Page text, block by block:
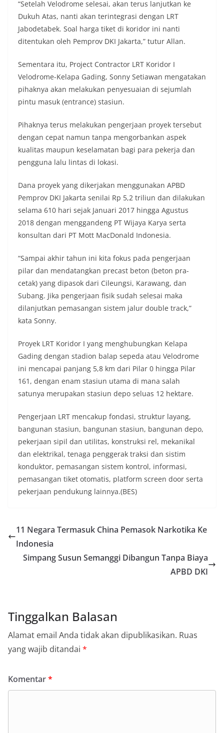
“Setelah Velodrome selesai, akan terus lanjutkan ke
Dukuh Atas, nanti akan terintegrasi dengan LRT
Jabodetabek. Soal harga tiket di koridor ini nanti
ditentukan oleh Pemprov DKI Jakarta,” tutur Allan.
Sementara itu, Project Contractor LRT Koridor I
Velodrome-Kelapa Gading, Sonny Setiawan mengatakan
pihaknya akan melakukan penyesuaian di sejumlah
pintu masuk (entrance) stasiun.
Pihaknya terus melakukan pengerjaan proyek tersebut
dengan cepat namun tanpa mengorbankan aspek
kualitas maupun keselamatan bagi para pekerja dan
pengguna lalu lintas di lokasi.
Dana proyek yang dikerjakan menggunakan APBD
Pemprov DKI Jakarta senilai Rp 5,2 triliun dan dilakukan
selama 610 hari sejak Januari 2017 hingga Agustus
2018 dengan menggandeng PT Wijaya Karya serta
konsultan dari PT Mott MacDonald Indonesia.
“Sampai akhir tahun ini kita fokus pada pengerjaan
pilar dan mendatangkan precast beton (beton pra-
cetak) yang dipasok dari Cileungsi, Karawang, dan
Subang. Jika pengerjaan fisik sudah selesai maka
dilanjutkan pemasangan sistem jalur double track,”
kata Sonny.
Proyek LRT Koridor I yang menghubungkan Kelapa
Gading dengan stadion balap sepeda atau Velodrome
ini mencapai panjang 5,8 km dari Pilar 0 hingga Pilar
161, dengan enam stasiun utama di mana salah
satunya merupakan stasiun depo seluas 12 hektare.
Pengerjaan LRT mencakup fondasi, struktur layang,
bangunan stasiun, bangunan stasiun, bangunan depo,
pekerjaan sipil dan utilitas, konstruksi rel, mekanikal
dan elektrikal, tenaga penggerak traksi dan sistim
konduktor, pemasangan sistem kontrol, informasi,
pemasangan tiket otomatis, platform screen door serta
pekerjaan pendukung lainnya.(BES)
11 Negara Termasuk China Pemasok Narkotika Ke
Indonesia
Simpang Susun Semanggi Dibangun Tanpa Biaya
APBD DKI
Tinggalkan Balasan
Alamat email Anda tidak akan dipublikasikan. Ruas
yang wajib ditandai *
Komentar*